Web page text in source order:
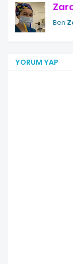
Ben
YORUM YAP